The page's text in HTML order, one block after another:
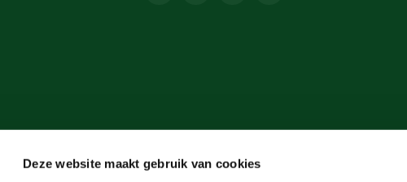
Deze website maakt gebruik van cookies